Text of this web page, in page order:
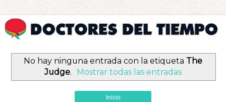
No hay ninguna entrada con la etiqueta The
Judge. Mostrar todas las entradas
Inicio